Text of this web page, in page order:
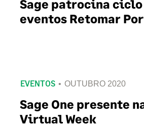
Sage patrocina ciclo
eventos Retomar
EVENTOS OUTUBRO 2020
Sage One presente
Virtual Week